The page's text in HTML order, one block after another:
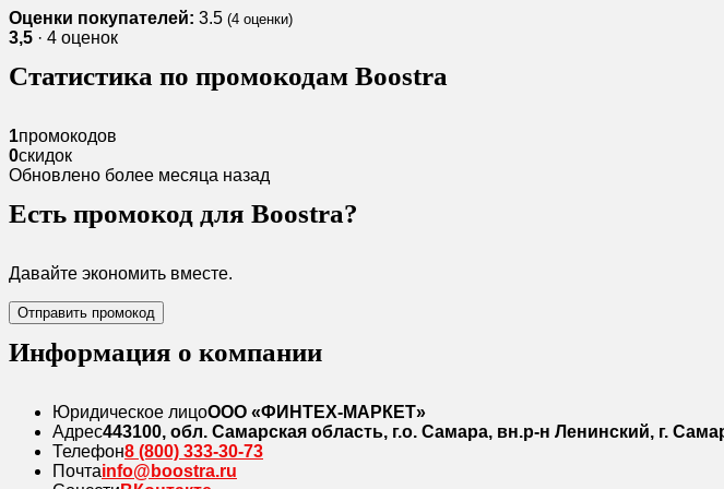
Оценки покупателей: 3.5 (4 оценки)
3,5 · 4 оценок
Статистика по промокодам Boostra
1промокодов
0скидок
Обновлено более месяца назад
Есть промокод для Boostra?
Давайте экономить вместе.
Отправить промокод
Информация о компании
Юридическое лицоООО «ФИНТЕХ-МАРКЕТ»
Адрес443100, обл. Самарская область, г.о. Самара, вн.р-н Ленинский, г.
Телефон8 (800) 333-30-73
Почтаinfo@boostra.ru